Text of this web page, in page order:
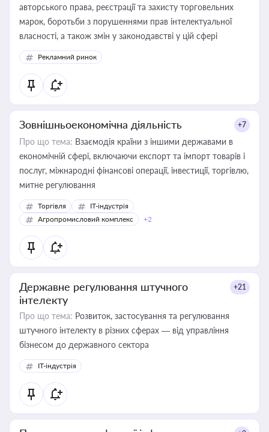
авторського права, реєстрації та захисту торговельних
марок, боротьби з порушеннями прав інтелектуальної
власності, а також змін у законодавстві у цій сфері
Рекламний ринок
Зовнішньоекономічна діяльність +7
Про що тема: Взаємодія країни з іншими державами в
економічній сфері, включаючи експорт та імпорт товарів і
послуг, міжнародні фінансові операції, інвестиції, торгівлю,
митне регулювання
Торгівля
IT-індустрія
Агропромисловий комплекс
+2
Державне регулювання штучного
інтелекту
+21
Про що тема: Розвиток, застосування та регулювання
штучного інтелекту в різних сферах — від управління
бізнесом до державного сектора
IT-індустрія